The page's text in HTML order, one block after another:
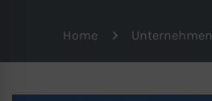
Home Unternehmen